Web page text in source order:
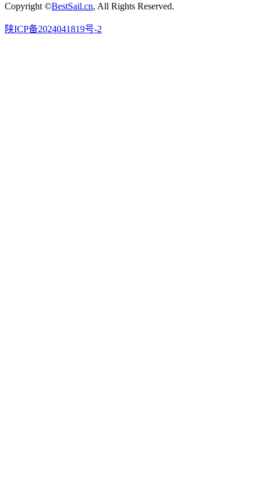
Copyright ©BestSail.cn, All Rights Reserved.
陕ICP备2024041819号-2